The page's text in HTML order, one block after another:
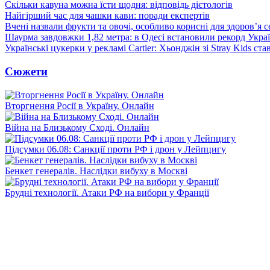
Скільки кавуна можна їсти щодня: відповідь дієтологів
Найгірший час для чашки кави: поради експертів
Вчені назвали фрукти та овочі, особливо корисні для здоров’я
Шаурма завдовжки 1,82 метра: в Одесі встановили рекорд
Українські цукерки у рекламі Cartier: Хьонджін зі Stray Kids
Сюжети
Вторгнення Росії в Україну. Онлайн
Війна на Близькому Сході. Онлайн
Підсумки 06.08: Санкції проти РФ і дрон у Лейпцигу
Бенкет генералів. Наслідки вибуху в Москві
Брудні технології. Атаки РФ на вибори у Франції